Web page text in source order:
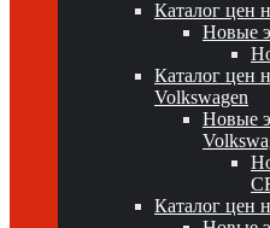
Каталог цен
Новые
Каталог цен
Volkswagen
Новые
Каталог цен